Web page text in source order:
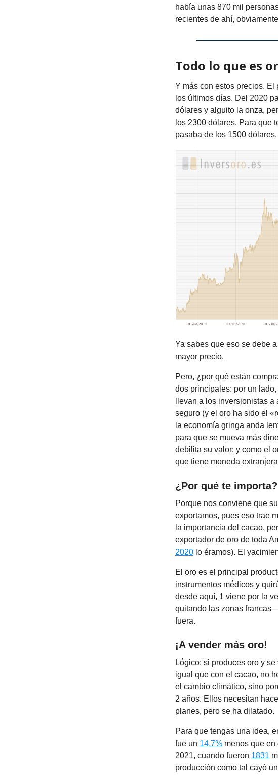
había unas 870 mil
recientes de ahí,
Todo lo que es
Y más con estos precios.
los últimos días. Del 2020
dólares y alguito la onza,
los 2300 dólares. Para que
pasaba de los 1500
Ya sabes que eso se debe
mayor precio.
Pero, ¿por qué están
dos principales: por un
llevan a los inversionistas
seguro (y el oro ha sido el
la economía gringa anda
para que se mueva más
debilita su valor; y como el
que tiene moneda
¿Por qué te importa?
Porque nos conviene que
exportamos, pues eso trae
la importancia del cacao,
exportador de oro de toda
2020 lo éramos). El
El oro es el principal
instrumentos médicos y
desde aquí, 1 viene por la
quitando las zonas
fuera.
¡A vender más oro!
Lógico: si produces oro y
igual que con el cacao, no
el cambio climático, sino
2 años. Ellos necesitan
planes, pero se ha dilatado.
Para que tengas una idea,
fue un 14.7% menos que en
2021, cuando fueron 1831
producción como tal cayó